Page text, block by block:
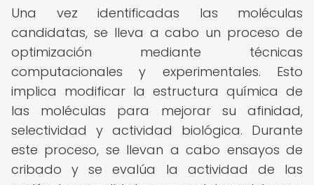
Una vez identificadas las moléculas
candidatas, se lleva a cabo un proceso de
optimización mediante técnicas
computacionales y experimentales. Esto
implica modificar la estructura química de
las moléculas para mejorar su afinidad,
selectividad y actividad biológica. Durante
este proceso, se llevan a cabo ensayos de
cribado y se evalúa la actividad de las